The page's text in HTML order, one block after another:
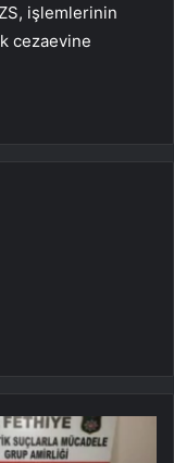
işlemlerinin
cezaevine